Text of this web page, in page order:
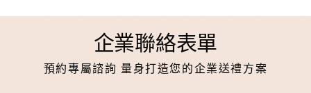
企業聯絡表單
預約專屬諮詢 量身打造您的企業送禮方案